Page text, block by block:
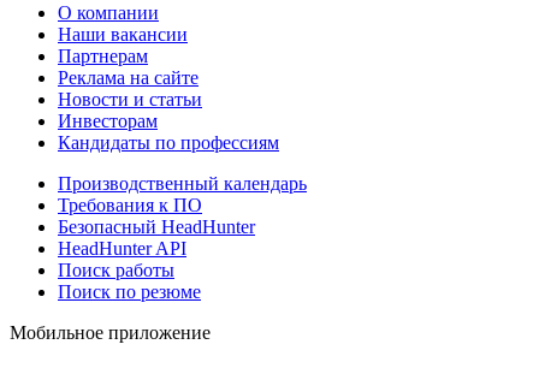
О компании
Наши вакансии
Партнерам
Реклама на сайте
Новости и статьи
Инвесторам
Кандидаты по профессиям
Производственный календарь
Требования к ПО
Безопасный HeadHunter
HeadHunter API
Поиск работы
Поиск по резюме
Мобильное приложение